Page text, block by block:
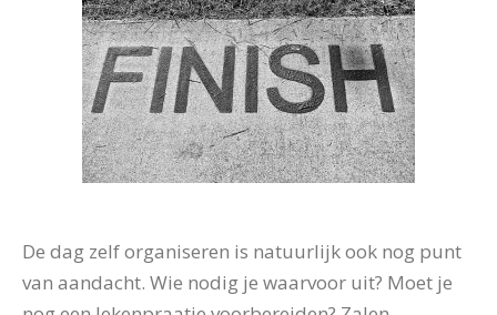
De dag zelf organiseren is natuurlijk ook nog punt
van aandacht. Wie nodig je waarvoor uit? Moet je